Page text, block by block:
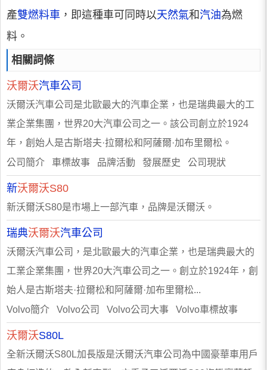
產雙燃料車 ，即這種車可同時以天然氣和汽油為燃
料。
相關詞條
沃爾沃汽車公司
沃爾沃汽車公司是北歐最大的汽車企業，也是瑞典最大的工
業企業集團，世界20大汽車公司之一。該公司創立於1924
年，創始人是古斯塔夫·拉爾松和阿薩爾·加布里爾松。
公司簡介 車標故事 品牌活動 發展歷史 公司現狀
新沃爾沃S80
新沃爾沃S80是市場上一部汽車，品牌是沃爾沃。
瑞典沃爾沃汽車公司
沃爾沃汽車公司，是北歐最大的汽車企業，也是瑞典最大的
工業企業集團，世界20大汽車公司之一。創立於1924年，創
始人是古斯塔夫·拉爾松和阿薩爾·加布里爾松...
Volvo簡介 Volvo公司 Volvo公司大事 Volvo車標故事
沃爾沃S80L
全新沃爾沃S80L加長版是沃爾沃汽車公司為中國豪華車用戶